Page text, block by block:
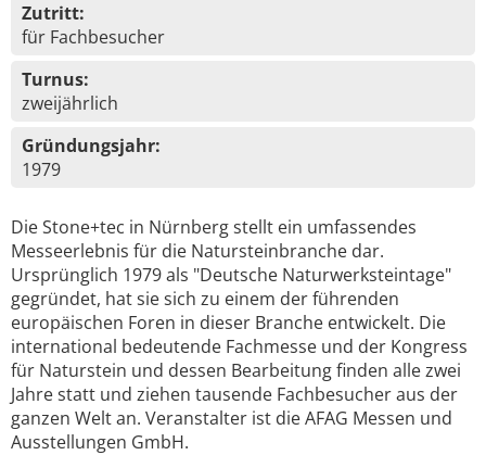
Zutritt:
für Fachbesucher
Turnus:
zweijährlich
Gründungsjahr:
1979
Die Stone+tec in Nürnberg stellt ein umfassendes
Messeerlebnis für die Natursteinbranche dar.
Ursprünglich 1979 als "Deutsche Naturwerksteintage"
gegründet, hat sie sich zu einem der führenden
europäischen Foren in dieser Branche entwickelt. Die
international bedeutende Fachmesse und der Kongress
für Naturstein und dessen Bearbeitung finden alle zwei
Jahre statt und ziehen tausende Fachbesucher aus der
ganzen Welt an. Veranstalter ist die AFAG Messen und
Ausstellungen GmbH.